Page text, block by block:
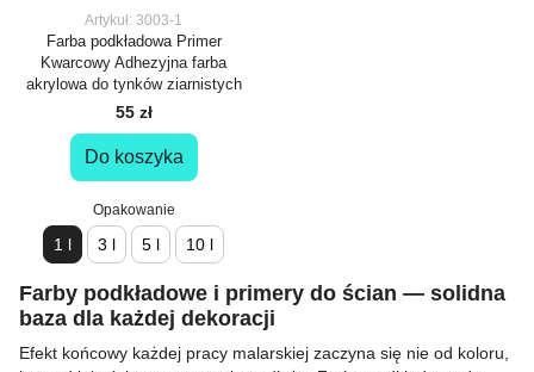
Artykuł: 3003-1
Farba podkładowa Primer
Kwarcowy Adhezyjna farba
akrylowa do tynków ziarnistych
55 zł
Do koszyka
Opakowanie
1 l 3 l 5 l 10 l
Farby podkładowe i primery do ścian — solidna
baza dla każdej dekoracji
Efekt końcowy każdej pracy malarskiej zaczyna się nie od koloru,